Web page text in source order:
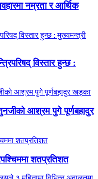
नम्रता र आर्थिक
विस्तार हुन्छ :
आश्रम पुगे पूर्णबहादुर
शतप्रतिशत